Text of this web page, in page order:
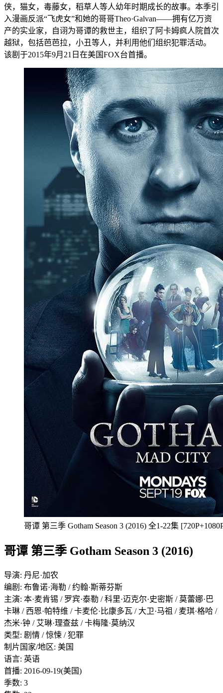
侠，猫女，毒藤女，稻草人等人幼年时期成长的故事。本季引
入漫画反派“飞虎女”和她的哥哥Theo·Galvan——拥有亿万资
产的实业家，自诩为哥谭的救世主，组织了阿卡姆疯人院首次
越狱，包括芭芭拉，小丑等人，并利用他们组织犯罪活动。
该剧于2015年9月21日在美国FOX台首播。
哥谭 第三季 Gotham Season 3 (2016) 全1-22集
哥谭 第三季 Gotham Season 3 (2016)
导演: 丹尼·加农
编剧: 布鲁诺·海勒 / 约翰·斯蒂芬斯
主演: 本·麦肯锡 / 罗宾·泰勒 / 科里·迈克尔·史密斯 / 莫蕾娜·巴
卡琳 / 西恩·帕特维 / 卡麦伦·比康多瓦 / 大卫·马祖 / 麦琪·格哈 /
杰米·钟 / 艾琳·理查兹 / 卡梅隆·莫纳汉
类型: 剧情 / 惊悚 / 犯罪
制片国家/地区: 美国
语言: 英语
首播: 2016-09-19(美国)
季数: 3